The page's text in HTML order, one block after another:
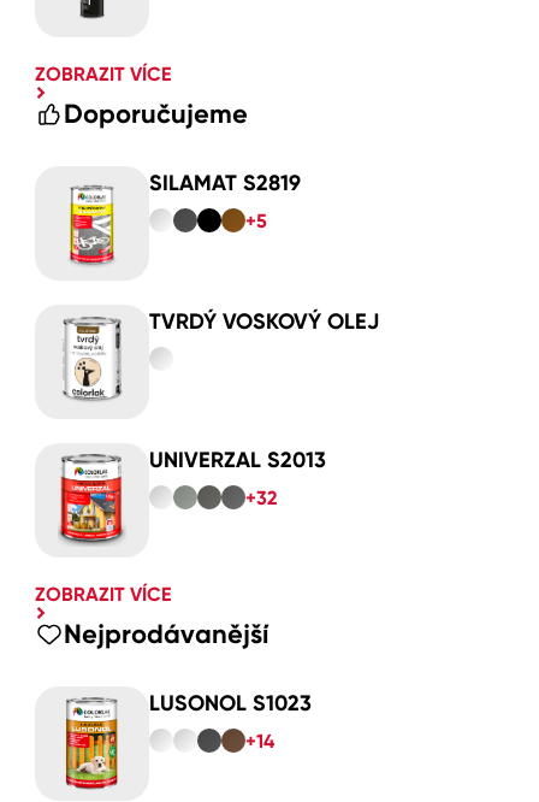
ZOBRAZIT VÍCE
Doporučujeme
SILAMAT S2819
+5
TVRDÝ VOSKOVÝ OLEJ
UNIVERZAL S2013
+32
ZOBRAZIT VÍCE
Nejprodávanější
LUSONOL S1023
+14